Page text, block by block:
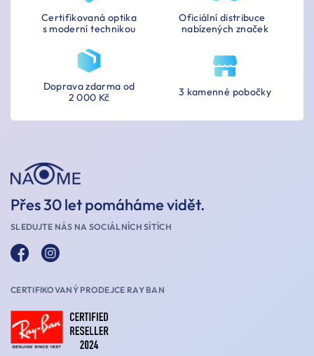
Certifikovaná optika
s moderní technikou
Oficiální distribuce
nabízených značek
3 kamenné pobočky
Doprava zdarma od
2 000 Kč
Přes 30 let pomáháme vidět.
SLEDUJTE NÁS NA SOCIÁLNÍCH SÍTÍCH
CERTIFIKOVANÝ PRODEJCE RAY BAN